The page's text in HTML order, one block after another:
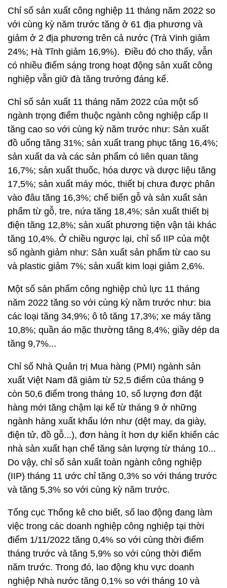
Chỉ số sản xuất công nghiệp 11 tháng năm 2022 so
với cùng kỳ năm trước tăng ở 61 địa phương và
giảm ở 2 địa phương trên cả nước (Trà Vinh giảm
24%; Hà Tĩnh giảm 16,9%). Điều đó cho thấy, vẫn
có nhiều điểm sáng trong hoạt động sản xuất công
nghiệp vẫn giữ đà tăng trưởng đáng kể.
Chỉ số sản xuất 11 tháng năm 2022 của một số
ngành trọng điểm thuộc ngành công nghiệp cấp II
tăng cao so với cùng kỳ năm trước như: Sản xuất
đồ uống tăng 31%; sản xuất trang phục tăng 16,4%;
sản xuất da và các sản phẩm có liên quan tăng
16,7%; sản xuất thuốc, hóa dược và dược liệu tăng
17,5%; sản xuất máy móc, thiết bị chưa được phân
vào đâu tăng 16,3%; chế biến gỗ và sản xuất sản
phẩm từ gỗ, tre, nứa tăng 18,4%; sản xuất thiết bị
điện tăng 12,8%; sản xuất phương tiện vận tải khác
tăng 10,4%. Ở chiều ngược lại, chỉ số IIP của một
số ngành giảm như: Sản xuất sản phẩm từ cao su
và plastic giảm 7%; sản xuất kim loại giảm 2,6%.
Một số sản phẩm công nghiệp chủ lực 11 tháng
năm 2022 tăng so với cùng kỳ năm trước như: bia
các loại tăng 34,9%; ô tô tăng 17,3%; xe máy tăng
10,8%; quần áo mặc thường tăng 8,4%; giầy dép da
tăng 9,7%...
Chỉ số Nhà Quản trị Mua hàng (PMI) ngành sản
xuất Việt Nam đã giảm từ 52,5 điểm của tháng 9
còn 50,6 điểm trong tháng 10, số lượng đơn đặt
hàng mới tăng chậm lại kể từ tháng 9 ở những
ngành hàng xuất khẩu lớn như (dệt may, da giày,
điện tử, đồ gỗ...), đơn hàng ít hơn dự kiến khiến các
nhà sản xuất hạn chế tăng sản lượng từ tháng 10...
Do vậy, chỉ số sản xuất toàn ngành công nghiệp
(IIP) tháng 11 ước chỉ tăng 0,3% so với tháng trước
và tăng 5,3% so với cùng kỳ năm trước.
Tổng cục Thống kê cho biết, số lao động đang làm
việc trong các doanh nghiệp công nghiệp tại thời
điểm 1/11/2022 tăng 0,4% so với cùng thời điểm
tháng trước và tăng 5,9% so với cùng thời điểm
năm trước. Trong đó, lao động khu vực doanh
nghiệp Nhà nước tăng 0,1% so với tháng 10 và